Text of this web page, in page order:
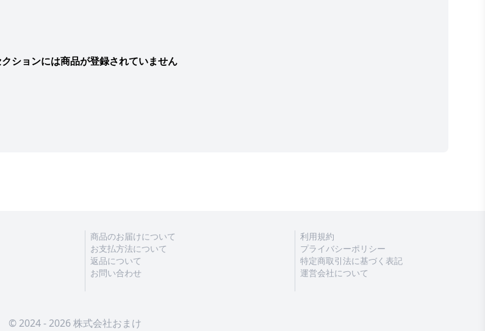
ションには商品が登録されていません
商品のお届けについて
お支払方法について
返品について
お問い合わせ
利用規約
プライバシーポリシー
特定商取引法に基づく表記
運営会社について
© 2024 - 2026 株式会社おまけ